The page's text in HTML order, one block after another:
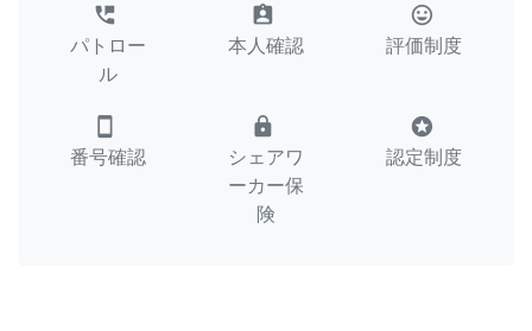
perm_phone_msg
パトロー
ル
assignment_ind
本人確認
tag_faces
評価制度
smartphone
番号確認
lock
シェアワ
ーカー保
険
stars
認定制度